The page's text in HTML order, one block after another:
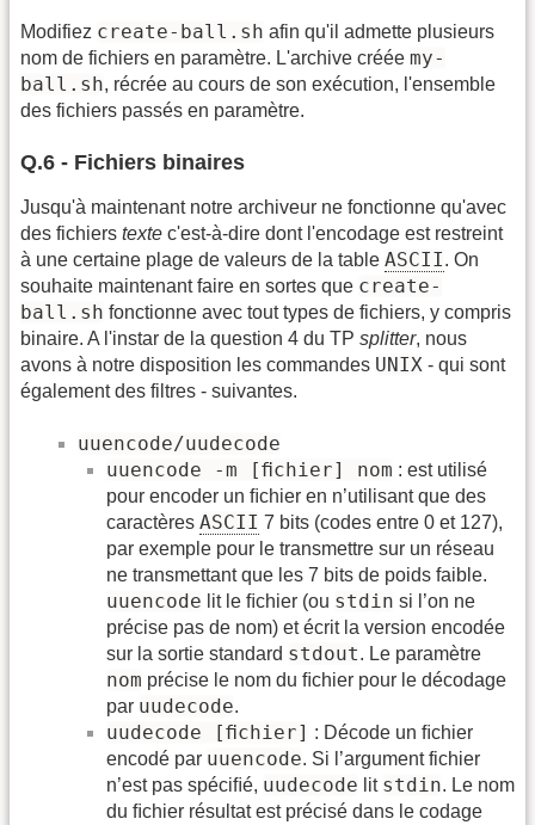
Modifiez create-ball.sh afin qu'il admette plusieurs
nom de fichiers en paramètre. L'archive créée my-
ball.sh, récrée au cours de son exécution, l'ensemble
des fichiers passés en paramètre.
Q.6 - Fichiers binaires
Jusqu'à maintenant notre archiveur ne fonctionne qu'avec
des fichiers texte c'est-à-dire dont l'encodage est restreint
à une certaine plage de valeurs de la table ASCII. On
souhaite maintenant faire en sortes que create-
ball.sh fonctionne avec tout types de fichiers, y compris
binaire. A l'instar de la question 4 du TP splitter, nous
avons à notre disposition les commandes UNIX - qui sont
également des filtres - suivantes.
uuencode/uudecode
uuencode -m [ﬁchier] nom : est utilisé
pour encoder un ﬁchier en n’utilisant que des
caractères ASCII 7 bits (codes entre 0 et 127),
par exemple pour le transmettre sur un réseau
ne transmettant que les 7 bits de poids faible.
uuencode lit le ﬁchier (ou stdin si l’on ne
précise pas de nom) et écrit la version encodée
sur la sortie standard stdout. Le paramètre
nom précise le nom du ﬁchier pour le décodage
par uudecode.
uudecode [ﬁchier] : Décode un ﬁchier
encodé par uuencode. Si l’argument fichier
n’est pas spéciﬁé, uudecode lit stdin. Le nom
du ﬁchier résultat est précisé dans le codage